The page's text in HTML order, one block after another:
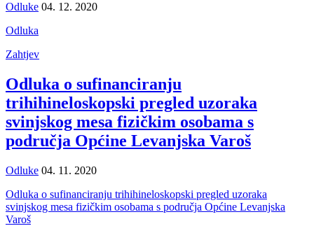
Odluke 04. 12. 2020
Odluka
Zahtjev
Odluka o sufinanciranju
trihihineloskopski pregled uzoraka
svinjskog mesa fizičkim osobama s
područja Općine Levanjska Varoš
Odluke 04. 11. 2020
Odluka o sufinanciranju trihihineloskopski pregled uzoraka
svinjskog mesa fizičkim osobama s područja Općine Levanjska
Varoš